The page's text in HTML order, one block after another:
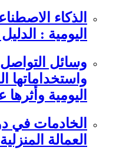
اليومية :
وسائل
واستخداماتها
اليومية
الخادمات في
العمالة